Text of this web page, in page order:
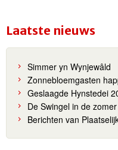
Laatste nieuws
Simmer yn Wynjewâld
Zonnebloemgasten
Geslaagde Hynstedei
De Swingel in de zomer
Berichten van